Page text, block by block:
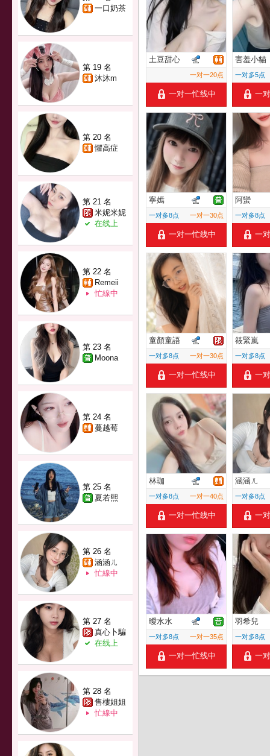
一口奶茶
第 19 名
沐沐m
第 20 名
懼高症
第 21 名
米妮米妮
在线上
第 22 名
Remeii
忙線中
第 23 名
Moona
第 24 名
蔓越莓
第 25 名
夏若熙
第 26 名
涵涵ㄦ
忙線中
第 27 名
真心卜騙
在线上
第 28 名
售樓姐姐
忙線中
土豆甜心
一对一20点
一对一忙线中
害羞小貓
一对多5点
一
寧嫣
一对多8点 一对一30点
一对一忙线中
阿蠻
一对多8点
一
童顏童語
一对多8点 一对一30点
一对一忙线中
筱緊嵐
一对多8点
一
林珈
一对多8点 一对一40点
一对一忙线中
涵涵ㄦ
一对多8点
一
曖水水
一对多8点 一对一35点
一对一忙线中
羽希兒
一对多8点
一